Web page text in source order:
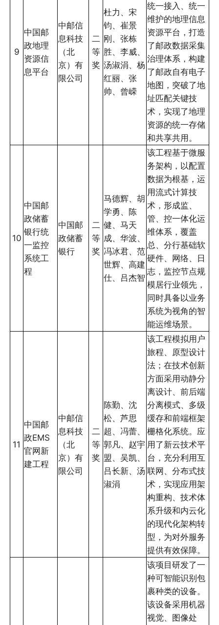
9
中国邮
政地理
资源信
息平台
中邮信
息科技
（北
京）有
限公司
二
等
奖
杜力、宋
钧、崔景
刚、张栋
胜、李威、
汤淑涓、杨
红丽、张
帅、曾嵘
统一接入、统一
维护的地理信息
资源平台，打造
了邮政数据采集
治理体系，构建
了邮政自有电子
地图，突破了地
址匹配关键技
术，实现了地理
资源的统一存储
和共享共用。
10
中国邮
政储蓄
银行统
一监控
系统工
程
中国邮
政储蓄
银行
二
等
奖
马德辉、胡
学勇、陈
健、马天
成、华波、
冯冰君、范
世辉、高建
仕、吕杰智
该工程基于微服
务架构，以配置
数据为根基，运
用流式计算技
术，形成监、
管、控一体化运
维体系，覆盖
总、分行基础软
硬件、网络、日
志，监控节点规
模居行业领先，
同时具备以业务
系统为视角的智
能运维场景。
11
中国邮
政EMS
官网新
建工程
中邮信
息科技
（北
京）有
限公司
二
等
奖
陈勤、沈
松、芦思
超、冯蕾、
郭凡、赵宇
盟、吴凯、
吕长新、汤
淑涓
该工程模拟用户
旅程、原型设计
法；在技术创新
方面采用动静分
离设计、前后端
分离模式、多级
缓存和前端框架
栅格化系统。应
用了新云技术平
台，充分利用互
联网、分布式技
术，实现应用架
构重构、技术体
系升级和内云化
的现代化架构转
型，为对外服务
提供有效保障。
该项目研发了一
种可智能识别包
裹种类的设备。
该设备采用机器
视觉、图像处